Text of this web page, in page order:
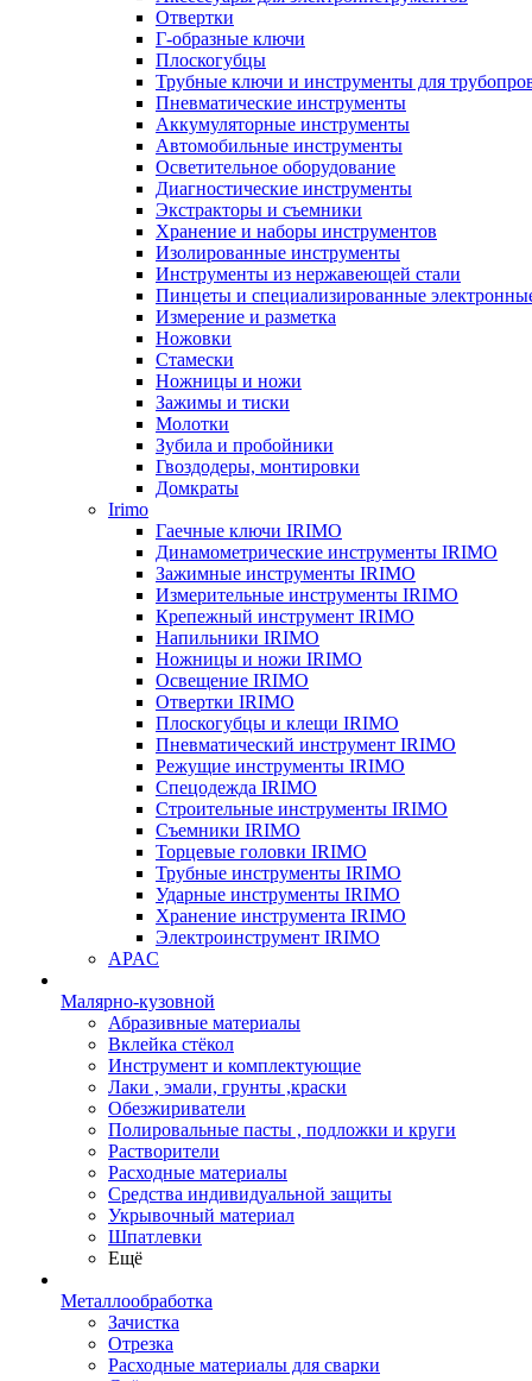
Отвертки
Г-образные ключи
Плоскогубцы
Трубные ключи и инструменты для
Пневматические инструменты
Аккумуляторные инструменты
Автомобильные инструменты
Осветительное оборудование
Диагностические инструменты
Экстракторы и съемники
Хранение и наборы инструментов
Изолированные инструменты
Инструменты из нержавеющей стали
Пинцеты и специализированные
Измерение и разметка
Ножовки
Стамески
Ножницы и ножи
Зажимы и тиски
Молотки
Зубила и пробойники
Гвоздодеры, монтировки
Домкраты
Irimo
Гаечные ключи IRIMO
Динамометрические инструменты IRIMO
Зажимные инструменты IRIMO
Измерительные инструменты IRIMO
Крепежный инструмент IRIMO
Напильники IRIMO
Ножницы и ножи IRIMO
Освещение IRIMO
Отвертки IRIMO
Плоскогубцы и клещи IRIMO
Пневматический инструмент IRIMO
Режущие инструменты IRIMO
Спецодежда IRIMO
Строительные инструменты IRIMO
Съемники IRIMO
Торцевые головки IRIMO
Трубные инструменты IRIMO
Ударные инструменты IRIMO
Хранение инструмента IRIMO
Электроинструмент IRIMO
APAC
Малярно-кузовной
Абразивные материалы
Вклейка стёкол
Инструмент и комплектующие
Лаки , эмали, грунты ,краски
Обезжириватели
Полировальные пасты , подложки и круги
Растворители
Расходные материалы
Средства индивидуальной защиты
Укрывочный материал
Шпатлевки
Ещё
Металлообработка
Зачистка
Отрезка
Расходные материалы для сварки